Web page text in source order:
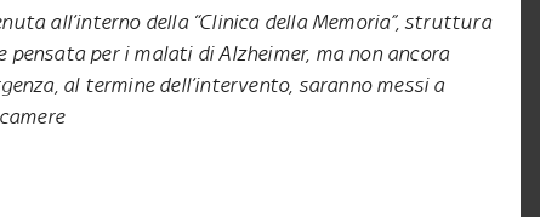
all’interno della “Clinica della Memoria”, struttura
pensata per i malati di Alzheimer, ma non ancora
al termine dell’intervento, saranno messi a